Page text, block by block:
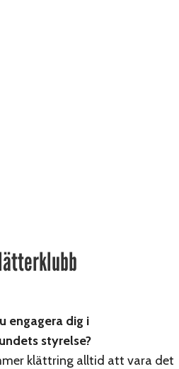
engagera dig i
styrelse?
klättring alltid att vara det